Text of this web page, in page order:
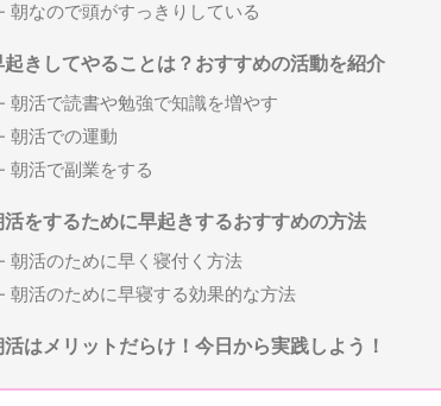
朝なので頭がすっきりしている
起きしてやることは？おすすめの活動を紹介
朝活で読書や勉強で知識を増やす
朝活での運動
朝活で副業をする
活をするために早起きするおすすめの方法
朝活のために早く寝付く方法
朝活のために早寝する効果的な方法
活はメリットだらけ！今日から実践しよう！